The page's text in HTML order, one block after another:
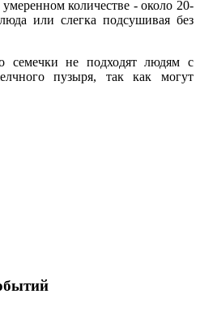
количестве - около 20-
или слегка подсушивая без
семечки не подходят людям с
пузыря, так как могут